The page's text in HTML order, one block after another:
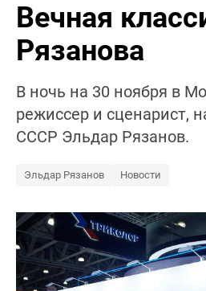
Вечная
Рязанова
В ночь на 30 ноября в
режиссер и сценарист,
СССР Эльдар Рязанов.
Эльдар Рязанов Новости